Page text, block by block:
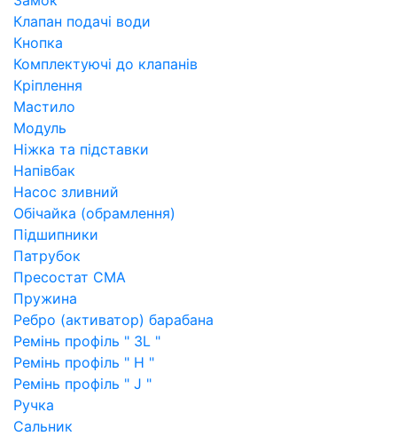
Клапан подачі води
Кнопка
Комплектуючі до клапанів
Кріплення
Мастило
Модуль
Ніжка та підставки
Напівбак
Насос зливний
Обічайка (обрамлення)
Підшипники
Патрубок
Пресостат СМА
Пружина
Ребро (активатор) барабана
Ремінь профіль " 3L "
Ремінь профіль " H "
Ремінь профіль " J "
Ручка
Сальник